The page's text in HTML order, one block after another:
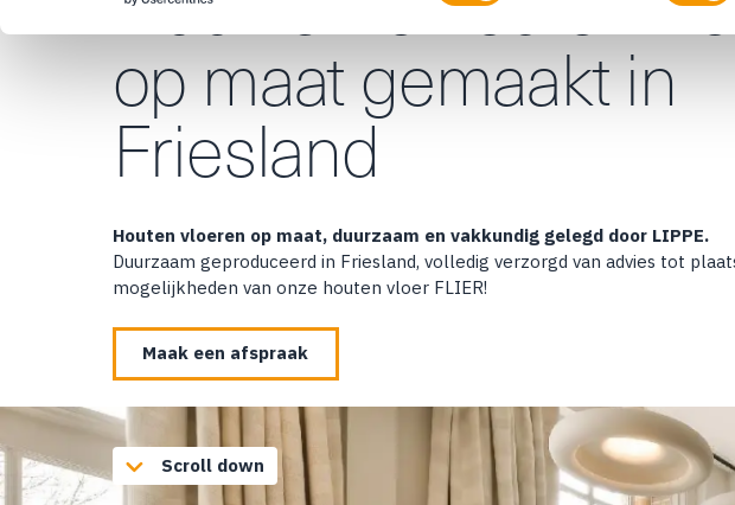
op maat gemaakt in
Friesland
Houten vloeren op maat, duurzaam en vakkundig gelegd door LIPPE.
Duurzaam geproduceerd in Friesland, volledig verzorgd van advies tot
mogelijkheden van onze houten vloer FLIER!
Maak een afspraak
Scroll down